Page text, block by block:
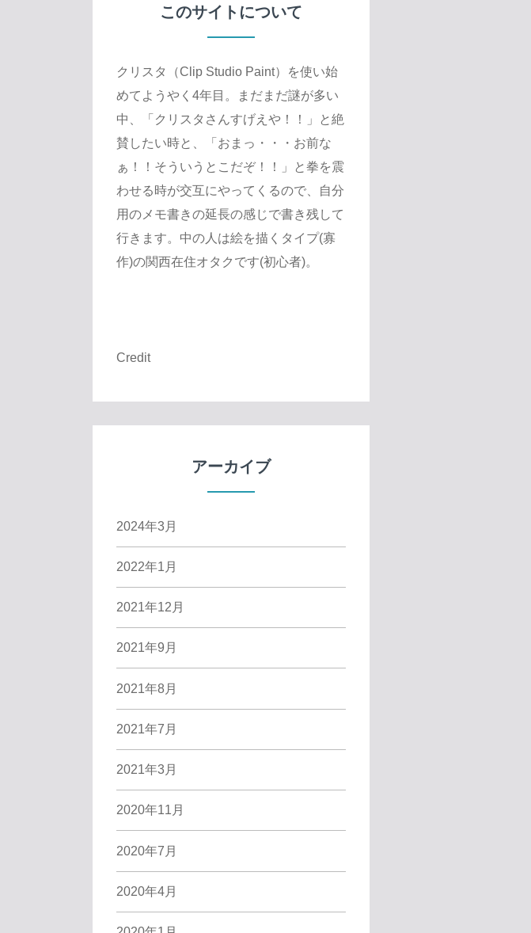
このサイトについて
クリスタ（Clip Studio Paint）を使い始
めてようやく4年目。まだまだ謎が多い
中、「クリスタさんすげえや！！」と絶
賛したい時と、「おまっ・・・お前な
ぁ！！そういうとこだぞ！！」と拳を震
わせる時が交互にやってくるので、自分
用のメモ書きの延長の感じで書き残して
行きます。中の人は絵を描くタイプ(寡
作)の関西在住オタクです(初心者)。
Credit
アーカイブ
2024年3月
2022年1月
2021年12月
2021年9月
2021年8月
2021年7月
2021年3月
2020年11月
2020年7月
2020年4月